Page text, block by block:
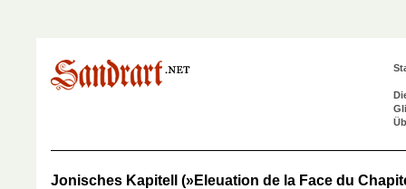
Jonisches Kapitell (»Eleuation de la Face du